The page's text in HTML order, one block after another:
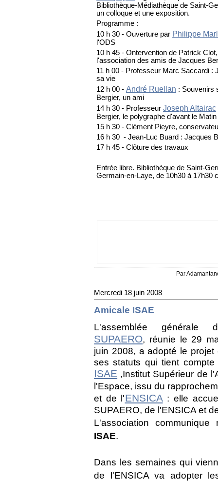
Bibliothèque-Médiathèque de Saint-
un colloque et une exposition.
Programme :
10 h 30 - Ouverture par Philippe
l'ODS
10 h 45 - Ontervention de Patrick
l'association des amis de Jacques
11 h 00 - Professeur Marc Saccardi :
sa vie
12 h 00 -André Ruellan : Souvenirs
Bergier, un ami
14 h 30 - ProfesseurJoseph Altairac
Bergier, le polygraphe d'avant le
15 h 30 - Clément Pieyre,
16 h 30 - Jean-Luc Buard : Jacques
17 h 45 - Clôture des travaux
Entrée libre. Bibliothèque de Saint-
Germain-en-Laye, de 10h30 à 17h30
Par
Mercredi 18 juin 2008
Amicale ISAE
L'assemblée générale
SUPAERO, réunie le 29
juin 2008, a adopté le projet
ses statuts qui tient
ISAE ,Institut Supérieur de
l'Espace, issu du
et de l'ENSICA: elle
SUPAERO, de l'ENSICA et
L'association
ISAE.
Dans les semaines qui
de l'ENSICAva adopter